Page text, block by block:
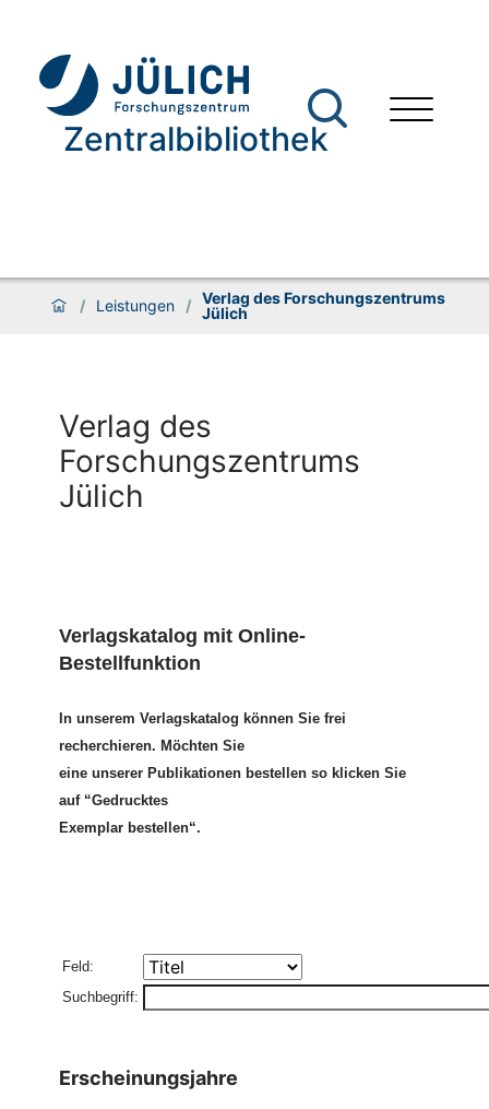
Zentralbibliothek
/ Leistungen / Verlag des Forschungszentrums
Jülich
Verlag des
Forschungszentrums
Jülich
Verlagskatalog mit Online-
Bestellfunktion
In unserem Verlagskatalog können Sie frei
recherchieren. Möchten Sie
eine unserer Publikationen bestellen so klicken Sie
auf “Gedrucktes
Exemplar bestellen“.
Feld:
Suchbegriff:
Erscheinungsjahre